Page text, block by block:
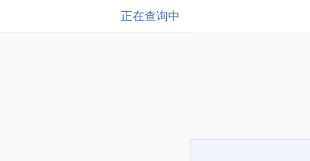
正在查询中